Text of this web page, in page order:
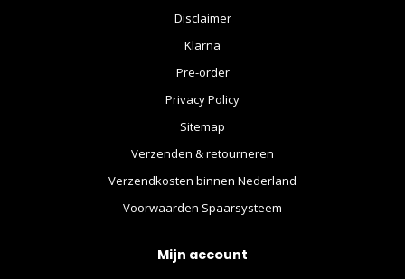
Disclaimer
Klarna
Pre-order
Privacy Policy
Sitemap
Verzenden & retourneren
Verzendkosten binnen Nederland
Voorwaarden Spaarsysteem
Mijn account